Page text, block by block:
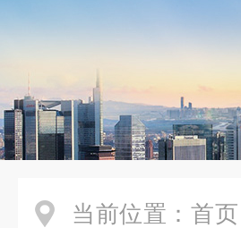
当前位置： 首页